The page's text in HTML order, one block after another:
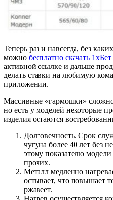
Теперь раз и навсегда, без
можно бесплатно скачать
активной ссылке и дальше
делать ставки на любимую
приложении.
Массивные «гармошки» сложно
но есть у моделей некоторые
изделия остаются
Долговечность. Срок
чугуна более 40 лет без
этому показателю
прочих.
Металл медленно
остывает, что повышает
ржавеет.
Нагрев осуществляется